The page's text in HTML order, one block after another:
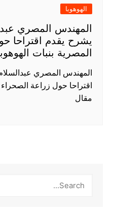
الهوهوبا
المهندس المصري
يشرح يقدم اقتراحا
المصرية بنبات
المهندس المصري
اقتراحا حول زراعة الصحراء
مقال